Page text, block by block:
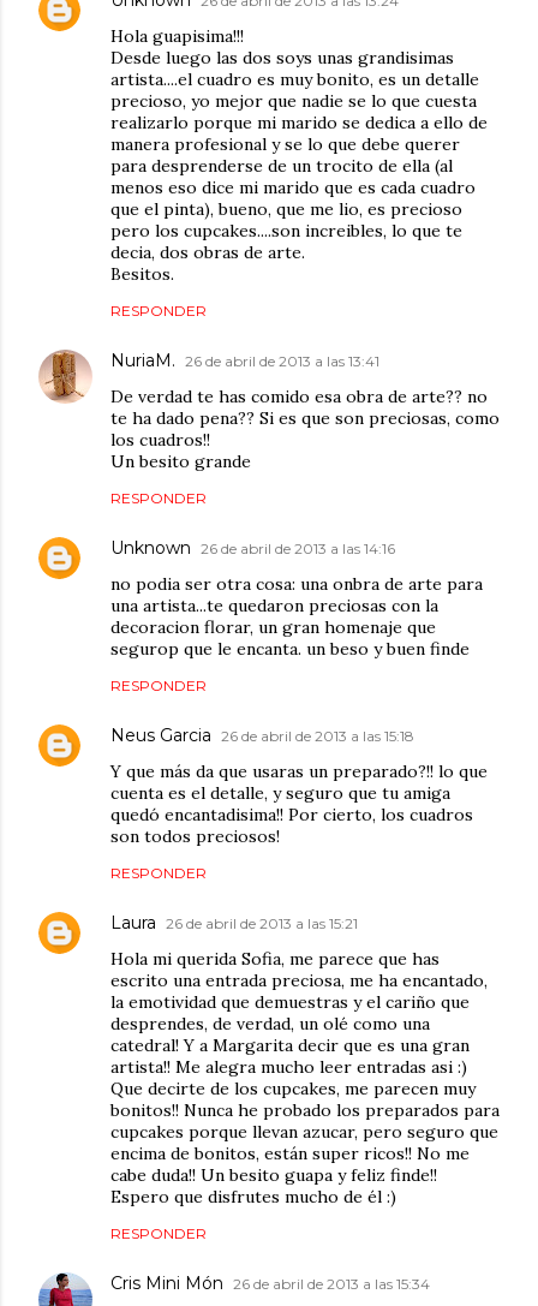
Hola guapisima!!!
Desde luego las dos soys unas grandisimas
artista....el cuadro es muy bonito, es un detalle
precioso, yo mejor que nadie se lo que cuesta
realizarlo porque mi marido se dedica a ello de
manera profesional y se lo que debe querer
para desprenderse de un trocito de ella (al
menos eso dice mi marido que es cada cuadro
que el pinta), bueno, que me lio, es precioso
pero los cupcakes....son increibles, lo que te
decia, dos obras de arte.
Besitos.
RESPONDER
NuriaM. 26 de abril de 2013 a las 13:41
De verdad te has comido esa obra de arte?? no
te ha dado pena?? Si es que son preciosas, como
los cuadros!!
Un besito grande
RESPONDER
Unknown 26 de abril de 2013 a las 14:16
no podia ser otra cosa: una onbra de arte para
una artista...te quedaron preciosas con la
decoracion florar, un gran homenaje que
segurop que le encanta. un beso y buen finde
RESPONDER
Neus Garcia 26 de abril de 2013 a las 15:18
Y que más da que usaras un preparado?!! lo que
cuenta es el detalle, y seguro que tu amiga
quedó encantadisima!! Por cierto, los cuadros
son todos preciosos!
RESPONDER
Laura 26 de abril de 2013 a las 15:21
Hola mi querida Sofia, me parece que has
escrito una entrada preciosa, me ha encantado,
la emotividad que demuestras y el cariño que
desprendes, de verdad, un olé como una
catedral! Y a Margarita decir que es una gran
artista!! Me alegra mucho leer entradas asi :)
Que decirte de los cupcakes, me parecen muy
bonitos!! Nunca he probado los preparados para
cupcakes porque llevan azucar, pero seguro que
encima de bonitos, están super ricos!! No me
cabe duda!! Un besito guapa y feliz finde!!
Espero que disfrutes mucho de él :)
RESPONDER
Cris Mini Món 26 de abril de 2013 a las 15:34